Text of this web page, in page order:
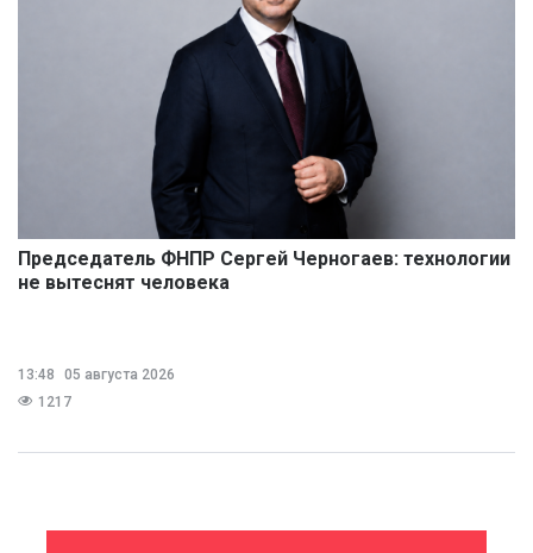
Председатель ФНПР Сергей Черногаев: технологии
не вытеснят человека
13:48
05 августа 2026
1217